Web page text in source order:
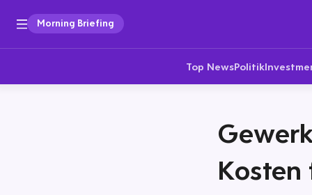
Morning Briefing
Top NewsPolitik